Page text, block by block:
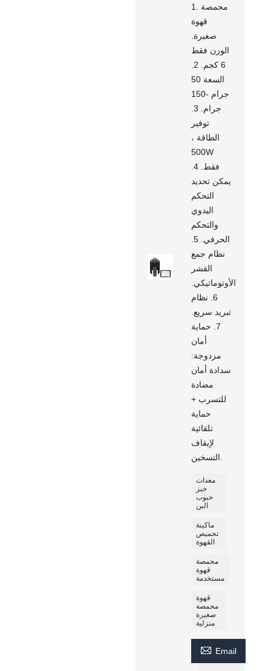
1. محمصة
قهوة
صغيرة.
الوزن فقط
السعة 50
جرام -150
جرام. 3.
توفير
الطاقة ،
500W
فقط. 4.
يمكن تحديد
التحكم
اليدوي
والتحكم
الحرفي. 5.
نظام جمع
القشر
الأوتوماتيكي.
6. نظام
تبريد سريع.
7. حماية
أمان
مزدوجة:
سدادة أمان
مضادة
للتسرب +
حماية
تلقائية
لإيقاف
معدات
خبز
حبوب
البن
ماكينة
تحميص
القهوة
محمصة
قهوة
مستخدمة
قهوة
محمصة
صغيرة
منزلية
 Email